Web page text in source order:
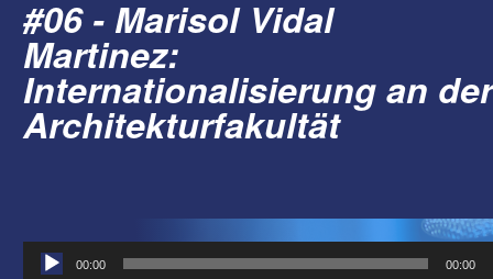
#06 - Marisol Vidal
Martinez:
Internationalisierung an der
Architekturfakultät
Audio-00:00 00:00